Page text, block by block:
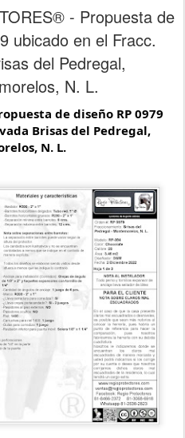
- Propuesta de
ubicado en el Fracc.
del Pedregal,
N. L.
de diseño RP 0979
Brisas del Pedregal,
N. L.